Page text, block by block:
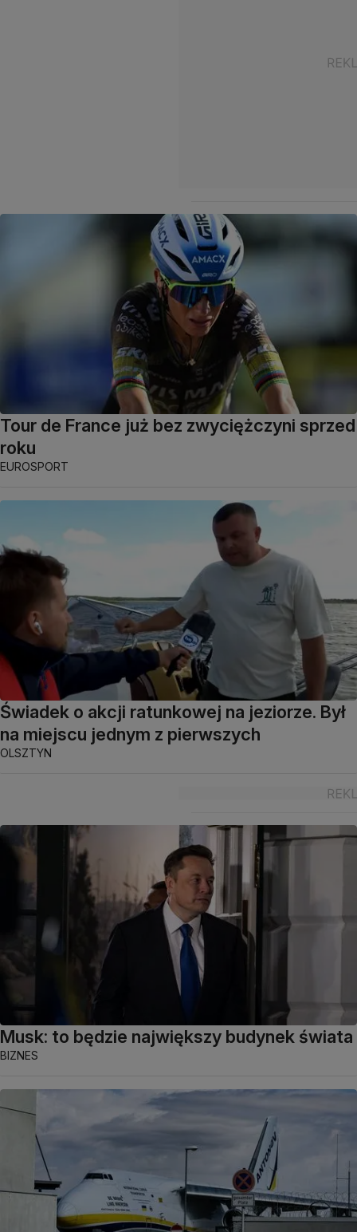
Tour de France już bez zwyciężczyni sprzed
roku
EUROSPORT
Świadek o akcji ratunkowej na jeziorze. Był
na miejscu jednym z pierwszych
OLSZTYN
Musk: to będzie największy budynek świata
BIZNES